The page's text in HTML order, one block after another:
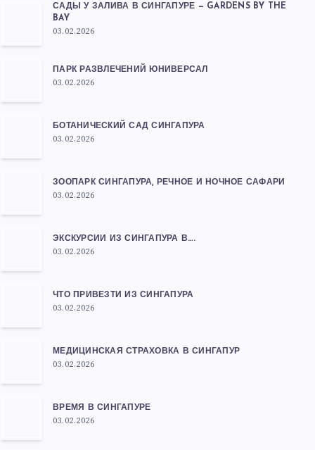
САДЫ У ЗАЛИВА В СИНГАПУРЕ — GARDENS BY THE
BAY
03.02.2026
ПАРК РАЗВЛЕЧЕНИЙ ЮНИВЕРСАЛ
03.02.2026
БОТАНИЧЕСКИЙ САД СИНГАПУРА
03.02.2026
ЗООПАРК СИНГАПУРА, РЕЧНОЕ И НОЧНОЕ САФАРИ
03.02.2026
ЭКСКУРСИИ ИЗ СИНГАПУРА В….
03.02.2026
ЧТО ПРИВЕЗТИ ИЗ СИНГАПУРА
03.02.2026
МЕДИЦИНСКАЯ СТРАХОВКА В СИНГАПУР
03.02.2026
ВРЕМЯ В СИНГАПУРЕ
03.02.2026